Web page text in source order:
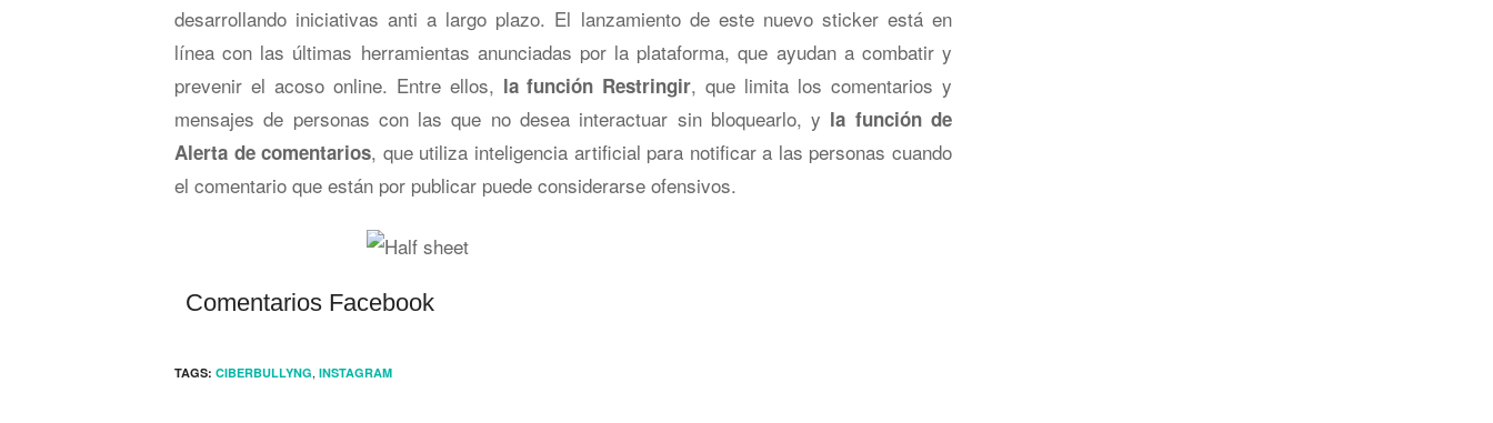
desarrollando iniciativas anti a largo plazo. El lanzamiento de este nuevo sticker está en
línea con las últimas herramientas anunciadas por la plataforma, que ayudan a combatir y
prevenir el acoso online. Entre ellos, la función Restringir, que limita los comentarios y
mensajes de personas con las que no desea interactuar sin bloquearlo, y la función de
Alerta de comentarios, que utiliza inteligencia artificial para notificar a las personas cuando
el comentario que están por publicar puede considerarse ofensivos.
Comentarios Facebook
TAGS: CIBERBULLYNG, INSTAGRAM